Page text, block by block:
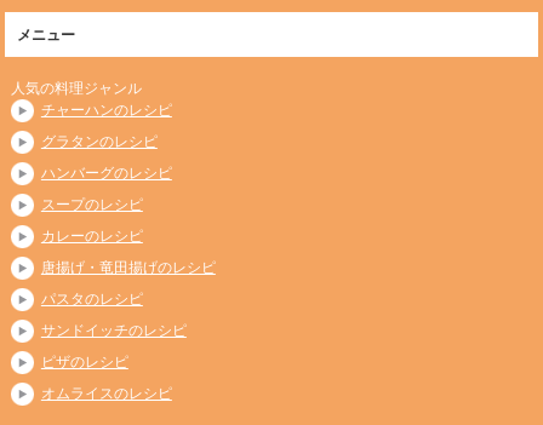
メニュー
人気の料理ジャンル
チャーハンのレシピ
グラタンのレシピ
ハンバーグのレシピ
スープのレシピ
カレーのレシピ
唐揚げ・竜田揚げのレシピ
パスタのレシピ
サンドイッチのレシピ
ピザのレシピ
オムライスのレシピ